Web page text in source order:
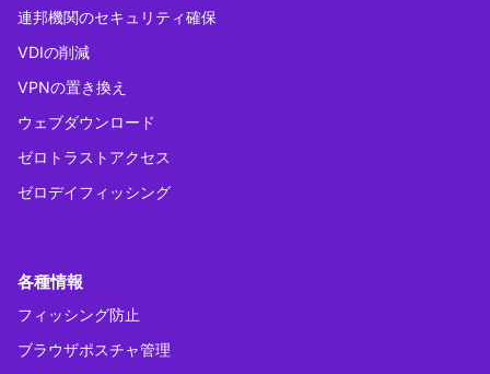
連邦機関のセキュリティ確保
VDIの削減
VPNの置き換え
ウェブダウンロード
ゼロトラストアクセス
ゼロデイフィッシング
各種情報
フィッシング防止
ブラウザポスチャ管理